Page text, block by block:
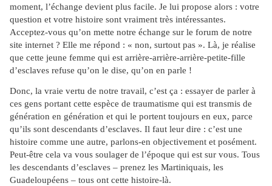
moment, l’échange devient plus facile. Je lui propose alors : votre
question et votre histoire sont vraiment très intéressantes.
Acceptez-vous qu’on mette notre échange sur le forum de notre
site internet ? Elle me répond : « non, surtout pas ». Là, je réalise
que cette jeune femme qui est arrière-arrière-arrière-petite-fille
d’esclaves refuse qu’on le dise, qu’on en parle !
Donc, la vraie vertu de notre travail, c’est ça : essayer de parler à
ces gens portant cette espèce de traumatisme qui est transmis de
génération en génération et qui le portent toujours en eux, parce
qu’ils sont descendants d’esclaves. Il faut leur dire : c’est une
histoire comme une autre, parlons-en objectivement et posément.
Peut-être cela va vous soulager de l’époque qui est sur vous. Tous
les descendants d’esclaves – prenez les Martiniquais, les
Guadeloupéens – tous ont cette histoire-là.